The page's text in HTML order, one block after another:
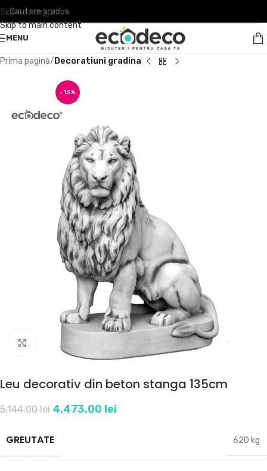
Skip to navigation
Skip to main content
MENU
Prima pagină Decoratiuni gradina
-13%
Click to enlarge
Leu decorativ din beton stanga 135cm
5,144.00lei 4,473.00 lei
GREUTATE 620 kg